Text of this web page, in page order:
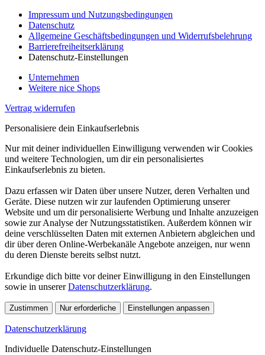
Impressum und Nutzungsbedingungen
Datenschutz
Allgemeine Geschäftsbedingungen und Widerrufsbelehrung
Barrierefreiheitserklärung
Datenschutz-Einstellungen
Unternehmen
Weitere nice Shops
Vertrag widerrufen
Personalisiere dein Einkaufserlebnis
Nur mit deiner individuellen Einwilligung verwenden wir Cookies
und weitere Technologien, um dir ein personalisiertes
Einkaufserlebnis zu bieten.
Dazu erfassen wir Daten über unsere Nutzer, deren Verhalten und
Geräte. Diese nutzen wir zur laufenden Optimierung unserer
Website und um dir personalisierte Werbung und Inhalte anzuzeigen
sowie zur Analyse der Nutzungsstatistiken. Außerdem können wir
deine verschlüsselten Daten mit externen Anbietern abgleichen und
dir über deren Online-Werbekanäle Angebote anzeigen, nur wenn
du deren Dienste bereits selbst nutzt.
Erkundige dich bitte vor deiner Einwilligung in den Einstellungen
sowie in unsererDatenschutzerklärung.
Zustimmen Nur erforderliche Einstellungen anpassen
Datenschutzerklärung
Individuelle Datenschutz-Einstellungen